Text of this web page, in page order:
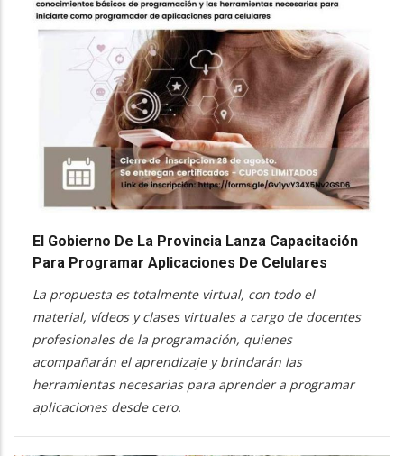
El Gobierno De La Provincia Lanza Capacitación
Para Programar Aplicaciones De Celulares
La propuesta es totalmente virtual, con todo el
material, vídeos y clases virtuales a cargo de docentes
profesionales de la programación, quienes
acompañarán el aprendizaje y brindarán las
herramientas necesarias para aprender a programar
aplicaciones desde cero.